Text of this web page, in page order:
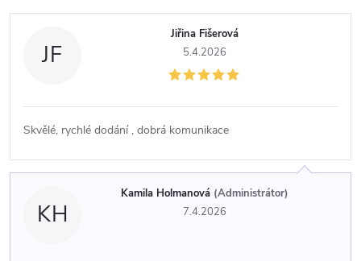
JF
Jiřina Fišerová
5.4.2026
Skvělé, rychlé dodání , dobrá komunikace
KH
Kamila Holmanová (Administrátor)
7.4.2026